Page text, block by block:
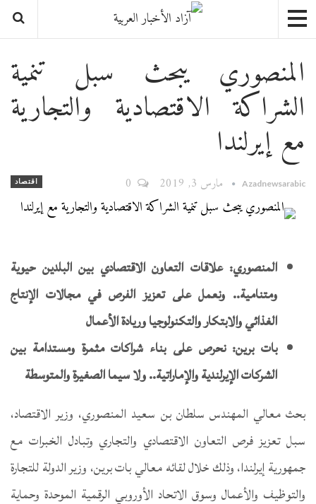
المنصوري يبحث سبل تنمية
الشراكة الاقتصادية والتجارية
مع إيرلندا
اقتصاد Azadnewsarabic مارس 3, 2019
المنصوري: علاقات التعاون الاقتصادي بين البلدين حيوية
ومتنامية.. ونعمل على تعزيز الفرص في مجالات الإنتاج
الغذائي والابتكار والتكنولوجيا وريادة الأعمال
بات برين: نحرص على بناء شراكات مثمرة ومستدامة بين
الشركات الإيرلندية والإماراتية.. ولا سيما الصغيرة والمتوسطة
بحث معالي المهندس سلطان بن سعيد المنصوري، وزير الاقتصاد،
سبل تعزيز فرص التعاون الاقتصادي والتجاري وتبادل الخبرات مع
جمهورية إيرلندا، وذلك خلال لقائه معالي بات برين، وزير الدولة للتجارة
والتوظيف والأعمال وسوق الاتحاد الأوروبي الرقمية الموحدة وحماية